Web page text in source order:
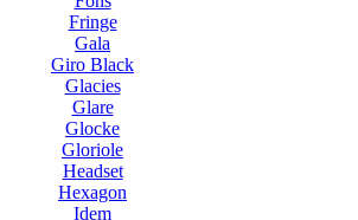
Fringe
Gala
Giro Black
Glacies
Glare
Glocke
Gloriole
Headset
Hexagon
Idem